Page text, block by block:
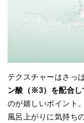
テクスチャーはさっ
ン酸（※3）を配合し
のが嬉しいポイント
風呂上がりに気持ち